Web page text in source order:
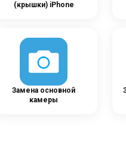
(крышки) iPhone
Замена основной
камеры